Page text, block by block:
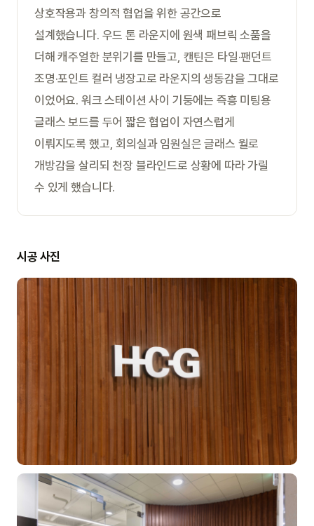
상호작용과 창의적 협업을 위한 공간으로
설계했습니다. 우드 톤 라운지에 원색 패브릭 소품을
더해 캐주얼한 분위기를 만들고, 캔틴은 타일·팬던트
조명·포인트 컬러 냉장고로 라운지의 생동감을 그대로
이었어요. 워크 스테이션 사이 기둥에는 즉흥 미팅용
글래스 보드를 두어 짧은 협업이 자연스럽게
이뤄지도록 했고, 회의실과 임원실은 글래스 월로
개방감을 살리되 천장 블라인드로 상황에 따라 가릴
수 있게 했습니다.
시공 사진